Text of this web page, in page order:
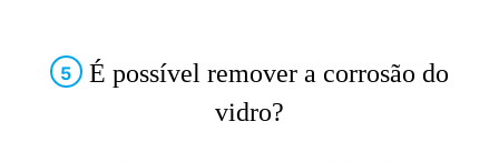
5 É possível remover a corrosão do
vidro?